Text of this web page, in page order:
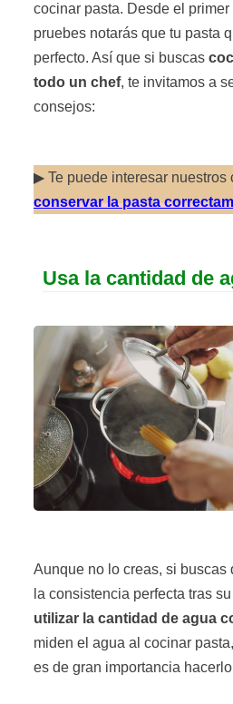
cocinar pasta. Desde el
pruebes notarás que tu pasta
perfecto. Así que si buscas
todo un chef, te invitamos a
consejos:
▶ Te puede interesar nuestros
conservar la pasta
Usa la cantidad de
Aunque no lo creas, si buscas
la consistencia perfecta tras
utilizar la cantidad de agua
miden el agua al cocinar
es de gran importancia